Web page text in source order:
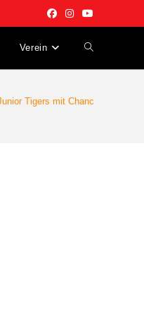
Verein Website-
Tigers mit Chancen